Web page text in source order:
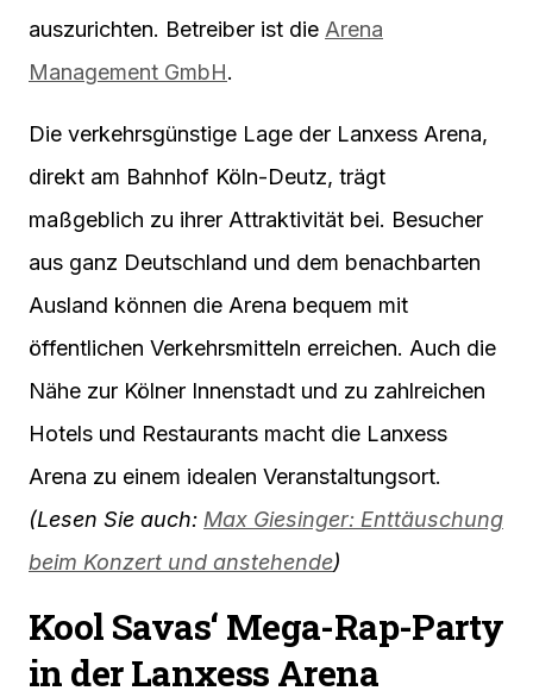
auszurichten. Betreiber ist die Arena
Management GmbH.
Die verkehrsgünstige Lage der Lanxess Arena,
direkt am Bahnhof Köln-Deutz, trägt
maßgeblich zu ihrer Attraktivität bei. Besucher
aus ganz Deutschland und dem benachbarten
Ausland können die Arena bequem mit
öffentlichen Verkehrsmitteln erreichen. Auch die
Nähe zur Kölner Innenstadt und zu zahlreichen
Hotels und Restaurants macht die Lanxess
Arena zu einem idealen Veranstaltungsort.
(Lesen Sie auch: Max Giesinger: Enttäuschung
beim Konzert und anstehende)
Kool Savas‘ Mega-Rap-Party
in der Lanxess Arena